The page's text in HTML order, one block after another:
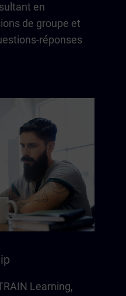
en
de groupe et
réponses
Learning,